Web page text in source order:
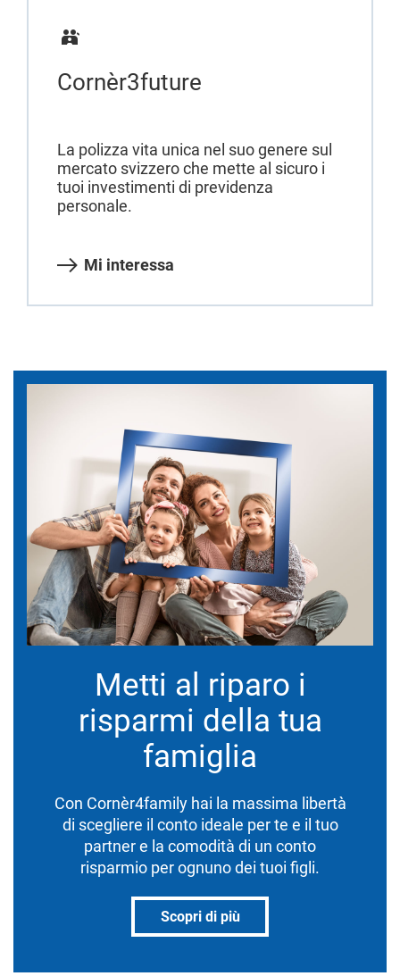
Cornèr3future
La polizza vita unica nel suo genere sul
mercato svizzero che mette al sicuro i
tuoi investimenti di previdenza
personale.
Mi interessa
Metti al riparo i
risparmi della tua
famiglia
Con Cornèr4family hai la massima libertà
di scegliere il conto ideale per te e il tuo
partner e la comodità di un conto
risparmio per ognuno dei tuoi figli.
Scopri di più